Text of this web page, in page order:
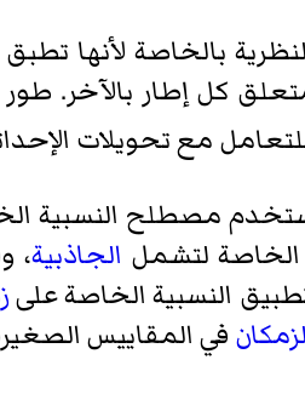
بالخاصة لأنها تطبق
كل إطار بالآخر. طور
معتحويلات
مصطلح النسبية
الخاصة لتشمل الجاذبية،
النسبية الخاصة على
في المقاييس